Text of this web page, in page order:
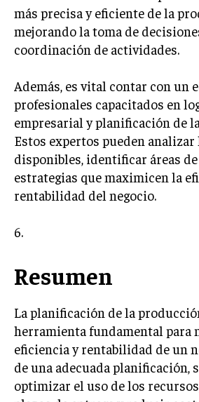
ÉTICA EMPRESARIAL Y
SOCIAL
BLOG
Acerca de Últimas entradas
Raúl Torres
Soy Raúl Torres,
proyectos y las
siempre la precisión y
busco una narrativa que cautiva, al
Aparece en periódicos digitales y
Infórmate aquí.
más precisa y eficiente de la
mejorando la toma de
coordinación de actividades.
Además, es vital contar con un
profesionales capacitados en
empresarial y planificación de
Estos expertos pueden analizar
disponibles, identificar áreas
estrategias que maximicen la
rentabilidad del negocio.
6.
Resumen
La planificación de la
herramienta fundamental para
eficiencia y rentabilidad de un
de una adecuada planificación,
optimizar el uso de los